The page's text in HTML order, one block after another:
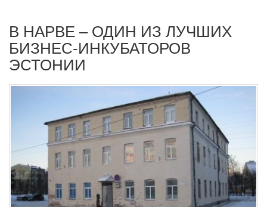
В НАРВЕ – ОДИН ИЗ ЛУЧШИХ
БИЗНЕС-ИНКУБАТОРОВ
ЭСТОНИИ